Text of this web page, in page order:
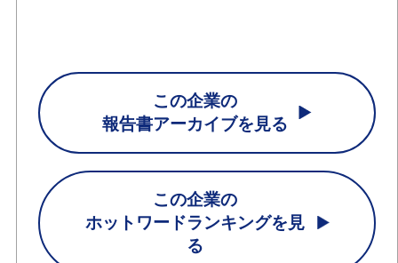
この企業の
報告書アーカイブを見る
この企業の
ホットワードランキングを見
る